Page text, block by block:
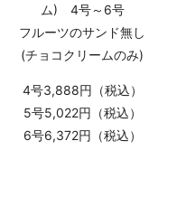
ム) 4号～6号
フルーツのサンド無し
(チョコクリームのみ)
4号3,888円（税込）
5号5,022円（税込）
6号6,372円（税込）